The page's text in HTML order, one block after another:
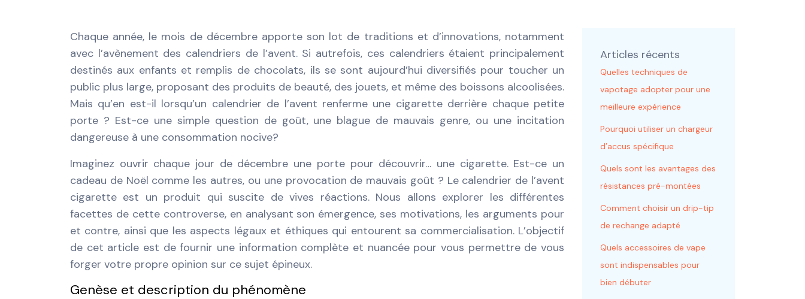
Chaque année, le mois de décembre apporte son lot de traditions et d’innovations, notamment
avec l’avènement des calendriers de l’avent. Si autrefois, ces calendriers étaient principalement
destinés aux enfants et remplis de chocolats, ils se sont aujourd’hui diversifiés pour toucher un
public plus large, proposant des produits de beauté, des jouets, et même des boissons alcoolisées.
Mais qu’en est-il lorsqu’un calendrier de l’avent renferme une cigarette derrière chaque petite
porte ? Est-ce une simple question de goût, une blague de mauvais genre, ou une incitation
dangereuse à une consommation nocive?
Imaginez ouvrir chaque jour de décembre une porte pour découvrir… une cigarette. Est-ce un
cadeau de Noël comme les autres, ou une provocation de mauvais goût ? Le calendrier de l’avent
cigarette est un produit qui suscite de vives réactions. Nous allons explorer les différentes
facettes de cette controverse, en analysant son émergence, ses motivations, les arguments pour
et contre, ainsi que les aspects légaux et éthiques qui entourent sa commercialisation. L’objectif
de cet article est de fournir une information complète et nuancée pour vous permettre de vous
forger votre propre opinion sur ce sujet épineux.
Genèse et description du phénomène
Articles récents
Quelles techniques de
vapotage adopter pour une
meilleure expérience
Pourquoi utiliser un chargeur
d’accus spécifique
Quels sont les avantages des
résistances pré-montées
Comment choisir un drip-tip
de rechange adapté
Quels accessoires de vape
sont indispensables pour
bien débuter